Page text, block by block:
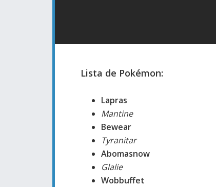
Lista de Pokémon:
Lapras
Mantine
Bewear
Tyranitar
Abomasnow
Glalie
Wobbuffet